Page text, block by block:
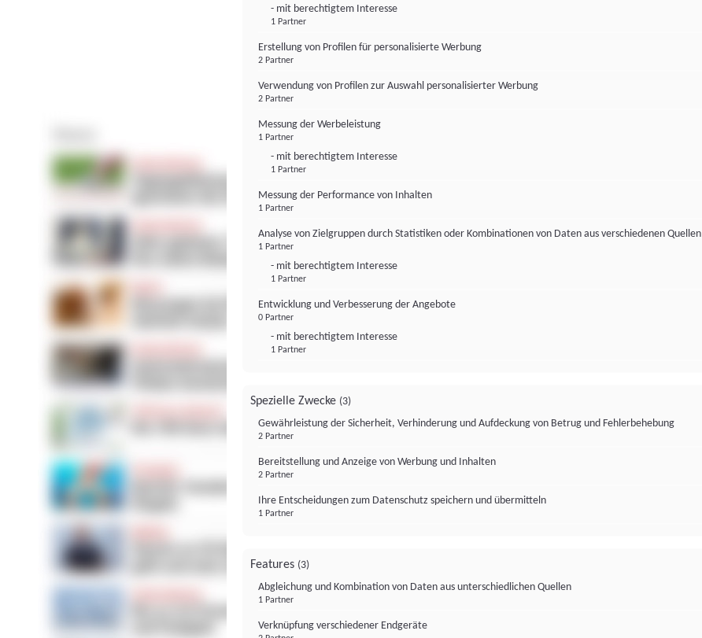
- mit berechtigtem Interesse
1 Partner
Erstellung von Profilen für personalisierte Werbung
2 Partner
Verwendung von Profilen zur Auswahl personalisierter Werbung
2 Partner
Messung der Werbeleistung
1 Partner
- mit berechtigtem Interesse
1 Partner
Messung der Performance von Inhalten
1 Partner
Analyse von Zielgruppen durch Statistiken oder Kombinationen von Daten aus verschiedenen Quellen
1 Partner
- mit berechtigtem Interesse
1 Partner
Entwicklung und Verbesserung der Angebote
0 Partner
- mit berechtigtem Interesse
1 Partner
Spezielle Zwecke (3)
Gewährleistung der Sicherheit, Verhinderung und Aufdeckung von Betrug und Fehlerbehebung
2 Partner
Bereitstellung und Anzeige von Werbung und Inhalten
2 Partner
Ihre Entscheidungen zum Datenschutz speichern und übermitteln
1 Partner
Features (3)
Abgleichung und Kombination von Daten aus unterschiedlichen Quellen
1 Partner
Verknüpfung verschiedener Endgeräte